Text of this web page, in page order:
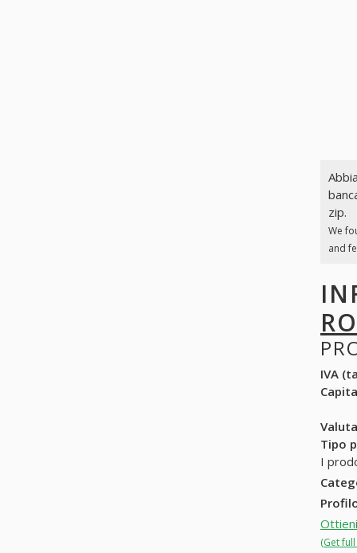
zip.
We
and
IVA
Tipo
I
(Get